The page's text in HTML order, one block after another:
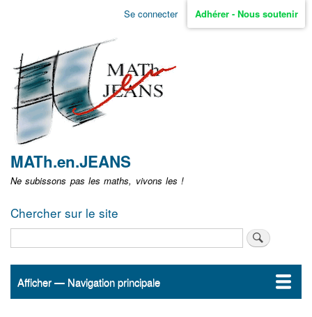
Aller
non
identifié
Se connecter Adhérer - Nous soutenir
MATh.en.JEANS
Ne subissons pas les maths, vivons les !
Chercher sur le site
Navigation
Afficher — Navigation principale